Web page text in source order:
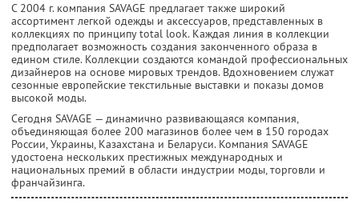
С 2004 г. компания SAVAGE предлагает также широкий
ассортимент легкой одежды и аксессуаров, представленных в
коллекциях по принципу total look. Каждая линия в коллекции
предполагает возможность создания законченного образа в
едином стиле. Коллекции создаются командой профессиональных
дизайнеров на основе мировых трендов. Вдохновением служат
сезонные европейские текстильные выставки и показы домов
высокой моды.
Сегодня SAVAGE — динамично развивающаяся компания,
объединяющая более 200 магазинов более чем в 150 городах
России, Украины, Казахстана и Беларуси. Компания SAVAGE
удостоена нескольких престижных международных и
национальных премий в области индустрии моды, торговли и
франчайзинга.